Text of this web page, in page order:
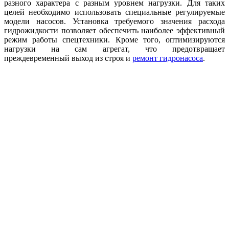
разного характера с разным уровнем нагрузки. Для таких
целей необходимо использовать специальные регулируемые
модели насосов. Установка требуемого значения расхода
гидрожидкости позволяет обеспечить наиболее эффективный
режим работы спецтехники. Кроме того, оптимизируются
нагрузки на сам агрегат, что предотвращает
преждевременный выход из строя и ремонт гидронасоса.